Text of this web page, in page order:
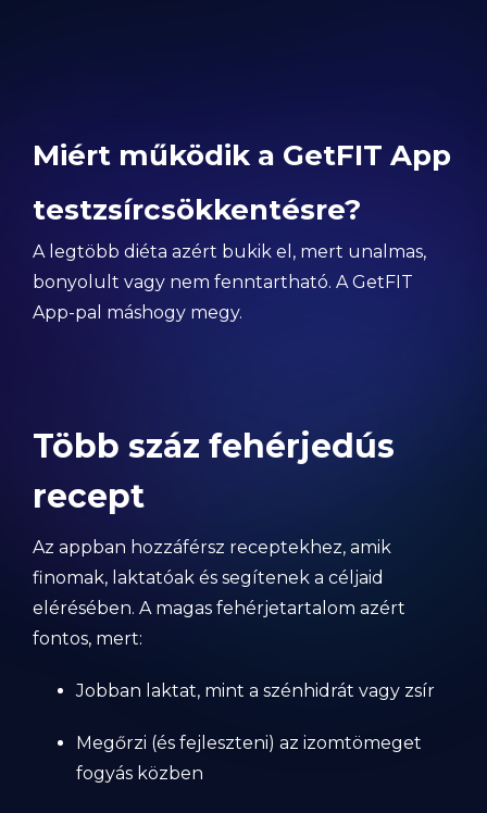
Miért működik a GetFIT App
testzsírcsökkentésre?
A legtöbb diéta azért bukik el, mert unalmas,
bonyolult vagy nem fenntartható. A GetFIT
App-pal máshogy megy.
Több száz fehérjedús
recept
Az appban hozzáférsz receptekhez, amik
finomak, laktatóak és segítenek a céljaid
elérésében. A magas fehérjetartalom azért
fontos, mert:
Jobban laktat, mint a szénhidrát vagy zsír
Megőrzi (és fejleszteni) az izomtömeget
fogyás közben